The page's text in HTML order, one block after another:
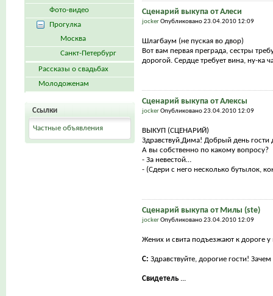
Сценарий выкупа от Алеси
jockerОпубликовано 23.04.2010 12:09
Шлагбаум (не пуская во двор)
Вот вам первая преграда, сестры
дорогой. Сердце требует вина, ну-ка
Сценарий выкупа от Алексы
jockerОпубликовано 23.04.2010 12:09
ВЫКУП (СЦЕНАРИЙ)
Здравствуй,Дима! Добрый день гости
А вы собственно по какому вопросу?
- За невестой…
- (Сдери с него несколько бутылок,
Сценарий выкупа от Милы (ste)
jockerОпубликовано 23.04.2010 12:09
Жених и свита подъезжают к дороге
С: Здравствуйте, дорогие гости!
Свидетель...
Фото-видео
Прогулка
Москва
Санкт-Петербург
Рассказы о свадьбах
Молодоженам
Ссылки
Частные объявления